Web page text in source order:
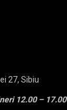
27, Sibiu
12.00 – 17.00